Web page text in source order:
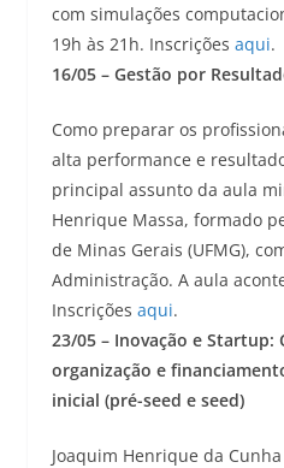
com simulações
19h às 21h. Inscrições aqui.
16/05 – Gestão por
Como preparar os
alta performance e
principal assunto da aula
Henrique Massa, formado
de Minas Gerais (UFMG),
Administração. A aula
Inscrições aqui.
23/05 – Inovação e
organização e
inicial (pré-seed e seed)
Joaquim Henrique da